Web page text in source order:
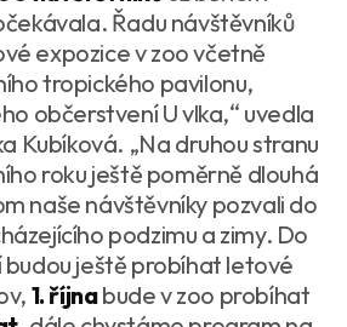
Řadu návštěvníků
expozice v zoo včetně
tropického pavilonu,
občerstvení U vlka,“ uvedla
Kubíková. „Na druhou stranu
roku ještě poměrně dlouhá
naše návštěvníky pozvali do
podzimu a zimy. Do
budou ještě probíhat letové
1. říjnabude v zoo probíhat